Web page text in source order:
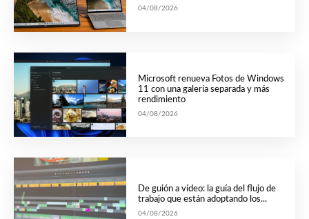
04/08/2026
Microsoft renueva Fotos de Windows
11 con una galería separada y más
rendimiento
04/08/2026
De guión a vídeo: la guía del flujo de
trabajo que están adoptando los...
04/08/2026